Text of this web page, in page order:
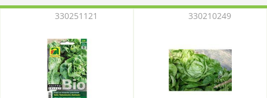
330251121 330210249